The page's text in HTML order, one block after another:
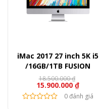
iMac 2017 27 inch 5K i5
/16GB/1TB FUSION
18.500.000₫
Giá
gốc
là:
18.500.000 ₫.
15.900.000₫
Giá
hiện
tại 0 đánh giá